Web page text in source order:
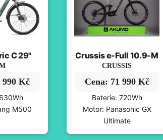
C 29"
990 Kč
M500
Crussis e-Full 10.9-M
CRUSSIS
Cena: 71 990 Kč
Baterie: 720Wh
Motor: Panasonic GX
Ultimate